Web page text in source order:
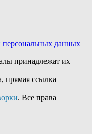
данных
принадлежат их
прямая ссылка
. Все права